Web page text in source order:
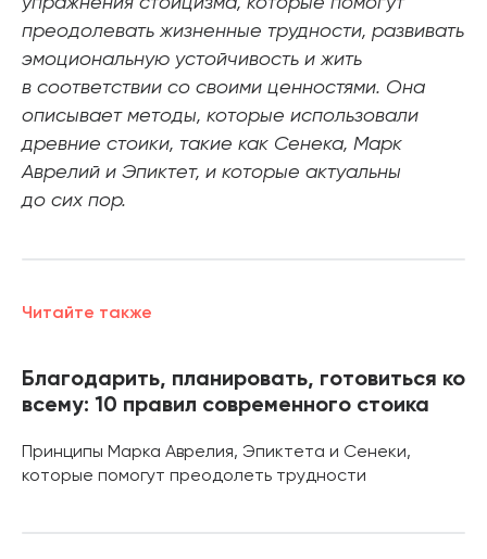
преодолевать жизненные трудности, развивать
эмоциональную устойчивость и жить
в соответствии со своими ценностями. Она
описывает методы, которые использовали
древние стоики, такие как Сенека, Марк
Аврелий и Эпиктет, и которые актуальны
до сих пор.
Читайте также
Благодарить, планировать, готовиться ко
всему: 10 правил современного стоика
Принципы Марка Аврелия, Эпиктета и Сенеки,
которые помогут преодолеть трудности